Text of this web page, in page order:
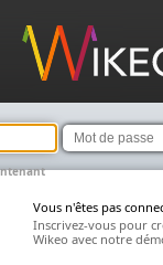
Mot
de
passe
Vous n'êtes pas
Inscrivez-vous pour
Wikeo avec notre